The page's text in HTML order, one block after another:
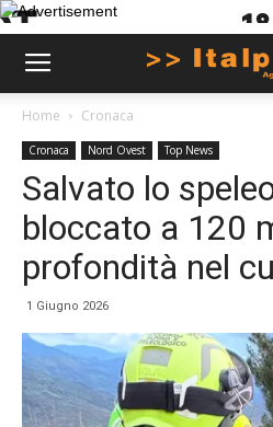
Home Cronaca
Cronaca Nord Ovest Top News
Salvato lo
bloccato a 120
profondità nel
1 Giugno 2026